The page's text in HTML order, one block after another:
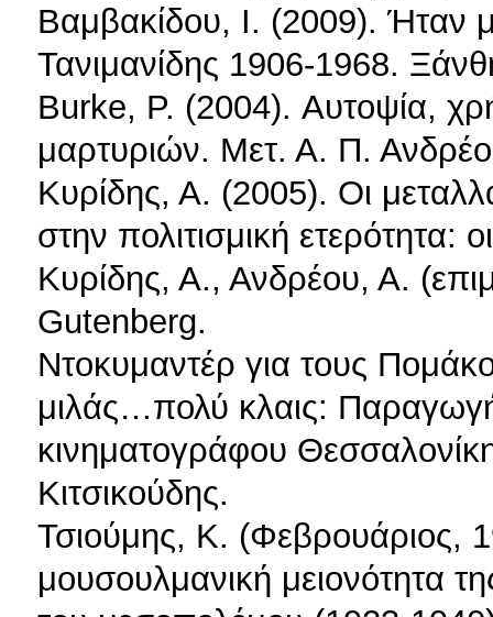
Βαμβακίδου, Ι. (2009). Ήταν
Τανιμανίδης 1906-1968.
Burke, P. (2004). Αυτοψία,
μαρτυριών. Μετ. Α. Π.
Κυρίδης, Α. (2005). Οι
στην πολιτισμική ετερότητα:
Κυρίδης, Α., Ανδρέου, Α.
Gutenberg.
Ντοκυμαντέρ για τους
μιλάς…πολύ κλαις:
κινηματογράφου
Κιτσικούδης.
Τσιούμης, Κ. (Φεβρουάριος,
μουσουλμανική μειονότητα